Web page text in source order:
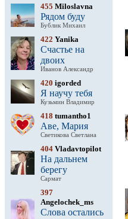
455 Miloslavna
Рядом буду
Бублик Михаил
422 Yanika
Счастье на
двоих
Иванов Александр
420 igorded
Я научу тебя
Кузьмин Владимир
418 tumantho1
Аве, Мария
Светикова Светлана
404 Vladavtopilot
На дальнем
берегу
Сармат
397
Angelochek_ms
Слова остались